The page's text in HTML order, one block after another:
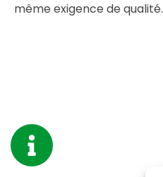
même exigence de qualité.